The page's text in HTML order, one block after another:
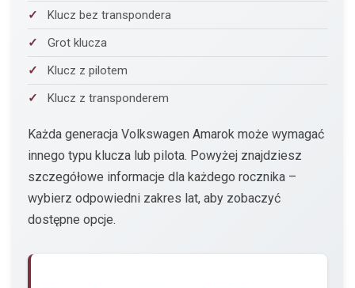
Klucz bez transpondera
Grot klucza
Klucz z pilotem
Klucz z transponderem
Każda generacja Volkswagen Amarok może wymagać
innego typu klucza lub pilota. Powyżej znajdziesz
szczegółowe informacje dla każdego rocznika –
wybierz odpowiedni zakres lat, aby zobaczyć
dostępne opcje.